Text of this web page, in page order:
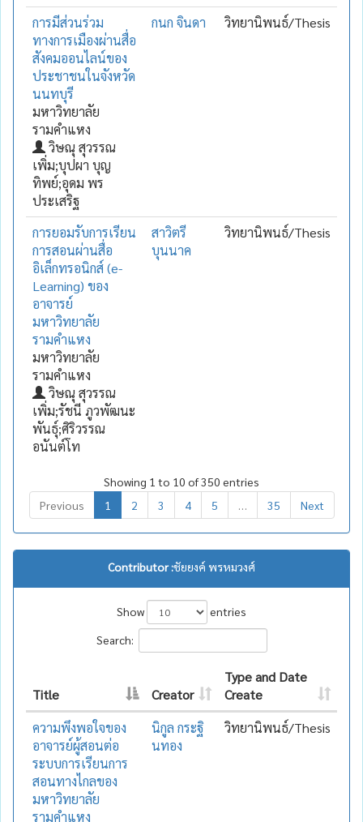
การมีส่วนร่วม
ทางการเมืองผ่านสื่อ
สังคมออนไลน์ของ
ประชาชนในจังหวัด
นนทบุรี
มหาวิทยาลัย
รามคำแหง
วิษณุ สุวรรณ
เพิ่ม;บุปผา บุญ
ทิพย์;อุดม พร
ประเสริฐ
กนก จินดา วิทยานิพนธ์/Thesis
การยอมรับการเรียน
การสอนผ่านสื่อ
อิเล็กทรอนิกส์ (e-
Learning) ของ
อาจารย์
มหาวิทยาลัย
รามคำแหง
มหาวิทยาลัย
รามคำแหง
วิษณุ สุวรรณ
เพิ่ม;รัชนี ภูวพัฒนะ
พันธุ์;ศิริวรรณ
อนันต์โท
สาวิตรี
บุนนาค
วิทยานิพนธ์/Thesis
Showing 1 to 10 of 350 entries
Previous
1 2 3 4 5 35 Next
Contributor :ชัยยงค์ พรหมวงศ์
Show
entries
Search:
Title Creator
Type and Date
Create
ความพึงพอใจของ
อาจารย์ผู้สอนต่อ
ระบบการเรียนการ
สอนทางไกลของ
มหาวิทยาลัย
รามคำแหง
นิกูล กระฐิ
นทอง
วิทยานิพนธ์/Thesis